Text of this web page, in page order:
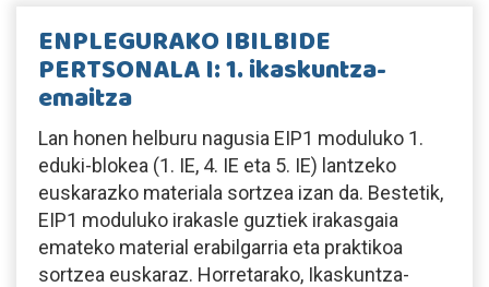
ENPLEGURAKO IBILBIDE
PERTSONALA I: 1. ikaskuntza-
emaitza
Lan honen helburu nagusia EIP1 moduluko 1.
eduki-blokea (1. IE, 4. IE eta 5. IE) lantzeko
euskarazko materiala sortzea izan da. Bestetik,
EIP1 moduluko irakasle guztiek irakasgaia
emateko material erabilgarria eta praktikoa
sortzea euskaraz. Horretarako, Ikaskuntza-